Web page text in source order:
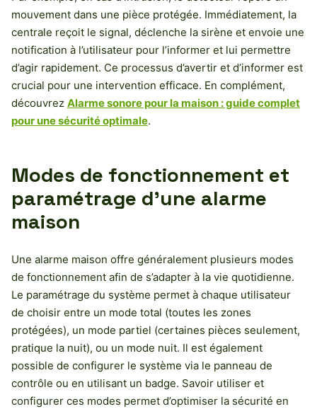
mouvement dans une pièce protégée. Immédiatement, la
centrale reçoit le signal, déclenche la sirène et envoie une
notification à l’utilisateur pour l’informer et lui permettre
d’agir rapidement. Ce processus d’avertir et d’informer est
crucial pour une intervention efficace. En complément,
découvrez Alarme sonore pour la maison : guide complet
pour une sécurité optimale.
Modes de fonctionnement et
paramétrage d’une alarme
maison
Une alarme maison offre généralement plusieurs modes
de fonctionnement afin de s’adapter à la vie quotidienne.
Le paramétrage du système permet à chaque utilisateur
de choisir entre un mode total (toutes les zones
protégées), un mode partiel (certaines pièces seulement,
pratique la nuit), ou un mode nuit. Il est également
possible de configurer le système via le panneau de
contrôle ou en utilisant un badge. Savoir utiliser et
configurer ces modes permet d’optimiser la sécurité en